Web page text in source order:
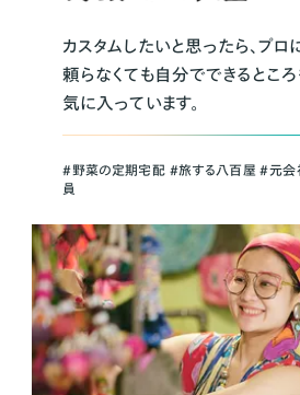
カスタムしたいと思ったら、プロ
頼らなくても自分でできるところ
気に入っています。
＃野菜の定期宅配 ＃旅する八百屋 ＃元会
員